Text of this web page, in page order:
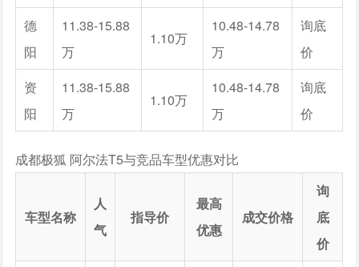
德
阳
11.38-15.88
万
1.10万
10.48-14.78
万
询底
价
资
阳
11.38-15.88
万
1.10万
10.48-14.78
万
询底
价
成都极狐 阿尔法T5与竞品车型优惠对比
车型名称
人
气
指导价
最高
优惠
成交价格
询
底
价